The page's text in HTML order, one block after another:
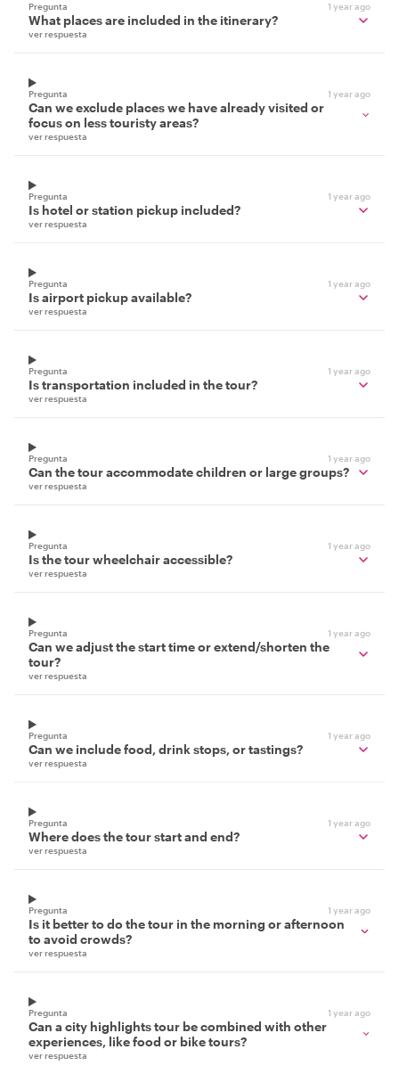
Pregunta 1 year ago
What places are included in the itinerary?
ver respuesta
Pregunta 1 year ago
Can we exclude places we have already visited or
focus on less touristy areas?
ver respuesta
Pregunta 1 year ago
Is hotel or station pickup included?
ver respuesta
Pregunta 1 year ago
Is airport pickup available?
ver respuesta
Pregunta 1 year ago
Is transportation included in the tour?
ver respuesta
Pregunta 1 year ago
Can the tour accommodate children or large groups?
ver respuesta
Pregunta 1 year ago
Is the tour wheelchair accessible?
ver respuesta
Pregunta 1 year ago
Can we adjust the start time or extend/shorten the
tour?
ver respuesta
Pregunta 1 year ago
Can we include food, drink stops, or tastings?
ver respuesta
Pregunta 1 year ago
Where does the tour start and end?
ver respuesta
Pregunta 1 year ago
Is it better to do the tour in the morning or afternoon
to avoid crowds?
ver respuesta
Pregunta 1 year ago
Can a city highlights tour be combined with other
experiences, like food or bike tours?
ver respuesta